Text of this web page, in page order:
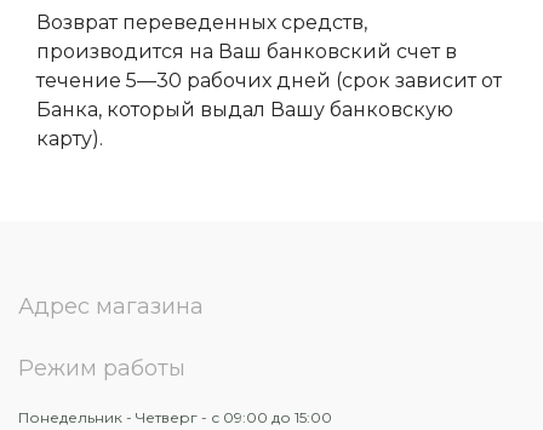
Возврат переведенных средств,
производится на Ваш банковский счет в
течение 5—30 рабочих дней (срок зависит от
Банка, который выдал Вашу банковскую
карту).
Адрес магазина
Режим работы
Понедельник - Четверг - с 09:00 до 15:00